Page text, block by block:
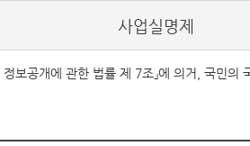
사업실명제
정보공개에 관한 법률 제 7조」에 의거, 국민